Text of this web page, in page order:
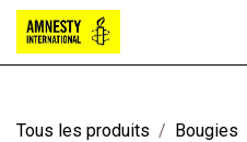
Tous les produits
Bougies